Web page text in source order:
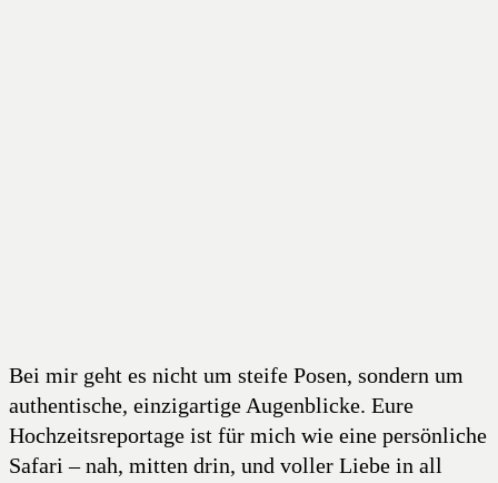
Bei mir geht es nicht um steife Posen, sondern um
authentische, einzigartige Augenblicke. Eure
Hochzeitsreportage ist für mich wie eine persönliche
Safari – nah, mitten drin, und voller Liebe in all